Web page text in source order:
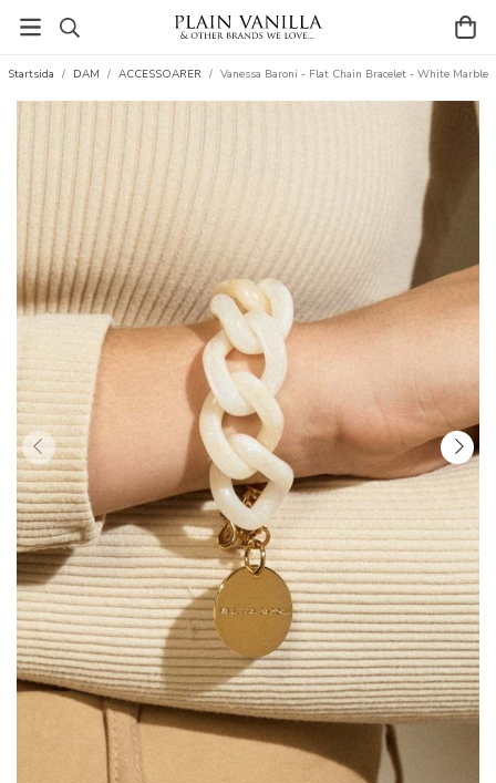
Startsida / DAM / ACCESSOARER / Vanessa Baroni - Flat Chain Bracelet - White Marble